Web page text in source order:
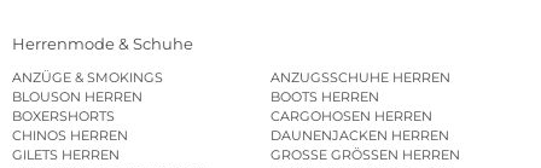
Herrenmode & Schuhe
ANZÜGE & SMOKINGS
ANZUGSSCHUHE HERREN
BLOUSON HERREN
BOOTS HERREN
BOXERSHORTS
CARGOHOSEN HERREN
CHINOS HERREN
DAUNENJACKEN HERREN
GILETS HERREN
GROSSE GRÖSSEN HERREN